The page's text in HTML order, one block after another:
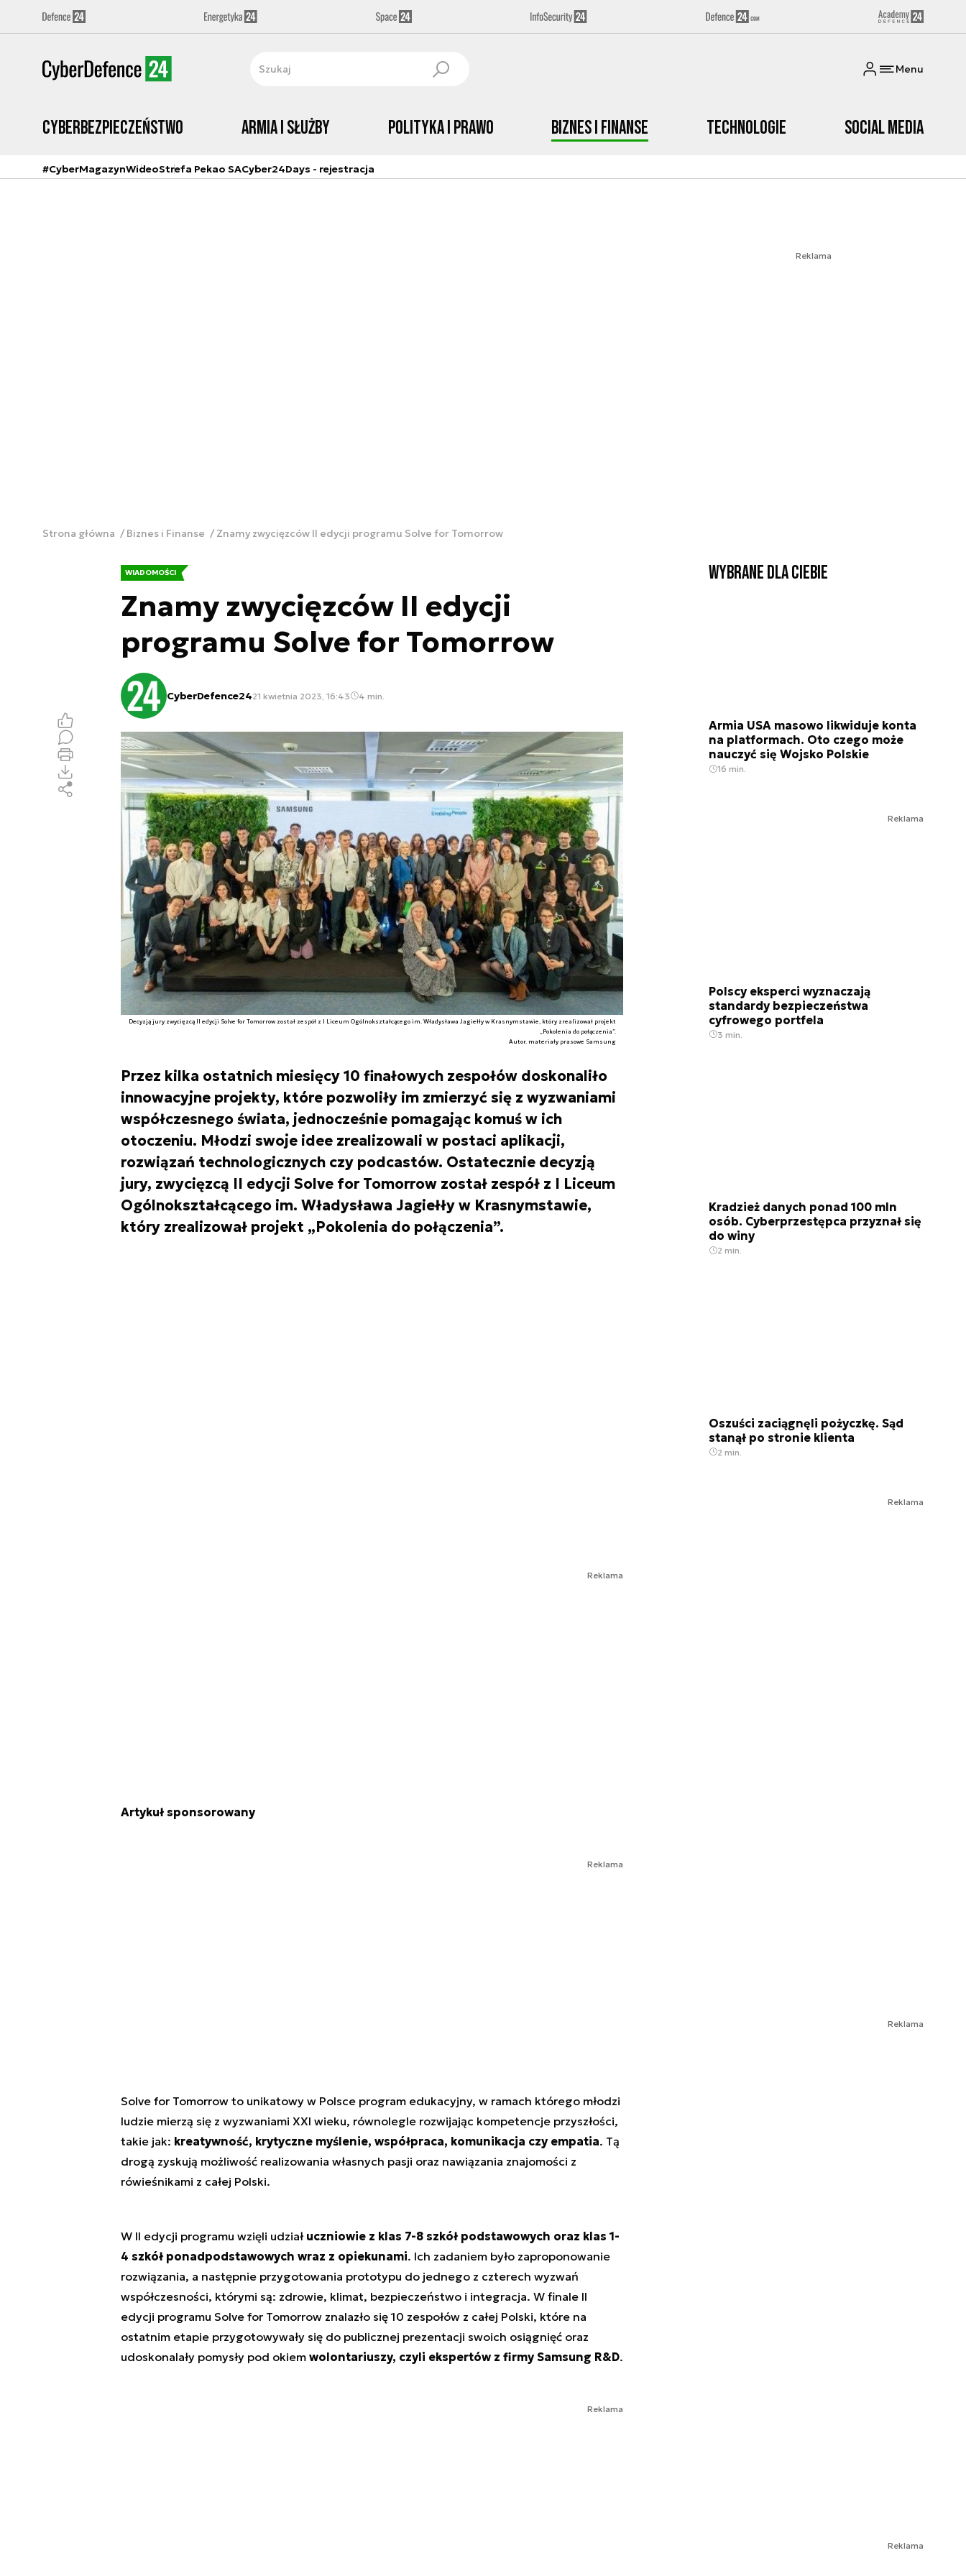
Menu
Cyberbezpieczeństwo Armia i Służby Polityka i prawo Biznes i Finanse Technologie Social media
#CyberMagazynWideoStrefa Pekao SACyber24Days - rejestracja
Reklama
Strona główna Biznes i Finanse Znamy zwycięzców II edycji programu Solve for Tomorrow
WIADOMOŚCI
Znamy zwycięzców II edycji
programu Solve for Tomorrow
CyberDefence2421 kwietnia 2023, 16:43 4 min.
Decyzją jury zwycięzcą II edycji Solve for Tomorrow został zespół z I Liceum Ogólnokształcącego im. Władysława Jagiełły w Krasnymstawie, który zrealizował projekt
„Pokolenia do połączenia”.
Autor. materiały prasowe Samsung
Przez kilka ostatnich miesięcy 10 finałowych zespołów doskonaliło
innowacyjne projekty, które pozwoliły im zmierzyć się z wyzwaniami
współczesnego świata, jednocześnie pomagając komuś w ich
otoczeniu. Młodzi swoje idee zrealizowali w postaci aplikacji,
rozwiązań technologicznych czy podcastów. Ostatecznie decyzją
jury, zwycięzcą II edycji Solve for Tomorrow został zespół z I Liceum
Ogólnokształcącego im. Władysława Jagiełły w Krasnymstawie,
który zrealizował projekt „Pokolenia do połączenia”.
Reklama
Artykuł sponsorowany
Reklama
Solve for Tomorrow to unikatowy w Polsce program edukacyjny, w ramach którego młodzi
ludzie mierzą się z wyzwaniami XXI wieku, równolegle rozwijając kompetencje przyszłości,
takie jak: kreatywność, krytyczne myślenie, współpraca, komunikacja czy empatia. Tą
drogą zyskują możliwość realizowania własnych pasji oraz nawiązania znajomości z
rówieśnikami z całej Polski.
W II edycji programu wzięli udział uczniowie z klas 7-8 szkół podstawowych oraz klas 1-
4 szkół ponadpodstawowych wraz z opiekunami. Ich zadaniem było zaproponowanie
rozwiązania, a następnie przygotowania prototypu do jednego z czterech wyzwań
współczesności, którymi są: zdrowie, klimat, bezpieczeństwo i integracja. W finale II
edycji programu Solve for Tomorrow znalazło się 10 zespołów z całej Polski, które na
ostatnim etapie przygotowywały się do publicznej prezentacji swoich osiągnięć oraz
udoskonalały pomysły pod okiem wolontariuszy, czyli ekspertów z firmy Samsung R&D.
Reklama
Wybrane dla Ciebie
Armia USA masowo likwiduje konta
na platformach. Oto czego może
nauczyć się Wojsko Polskie
16 min.
Reklama
Polscy eksperci wyznaczają
standardy bezpieczeństwa
cyfrowego portfela
3 min.
Kradzież danych ponad 100 mln
osób. Cyberprzestępca przyznał się
do winy
2 min.
Oszuści zaciągnęli pożyczkę. Sąd
stanął po stronie klienta
2 min.
Reklama
Reklama
Reklama